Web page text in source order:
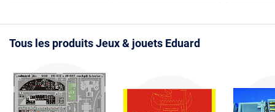
échelle 1/48 - Finition
Tous les produits Jeux & jouets Eduard